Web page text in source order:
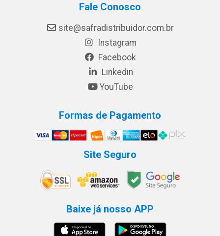
Fale Conosco
site@safradistribuidor.com.br
Instagram
Facebook
Linkedin
YouTube
Formas de Pagamento
Site Seguro
Baixe já nosso APP